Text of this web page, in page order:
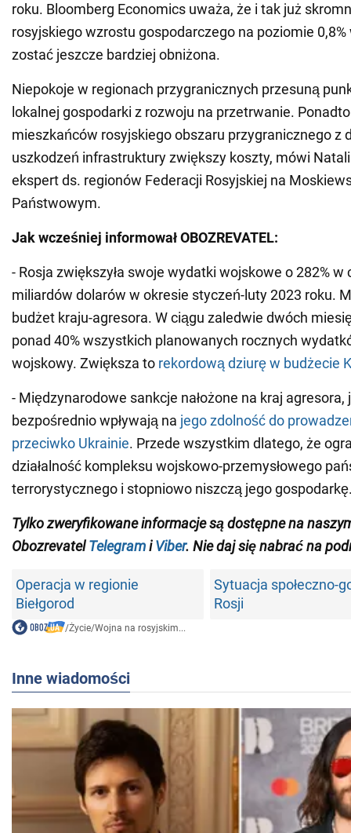
roku. Bloomberg Economics uważa, że i tak już
rosyjskiego wzrostu gospodarczego na poziomie 0,8%
zostać jeszcze bardziej obniżona.
Niepokoje w regionach przygranicznych przesuną
lokalnej gospodarki z rozwoju na przetrwanie.
mieszkańców rosyjskiego obszaru przygranicznego z
uszkodzeń infrastruktury zwiększy koszty, mówi
ekspert ds. regionów Federacji Rosyjskiej na
Państwowym.
Jak wcześniej informował OBOZREVATEL:
- Rosja zwiększyła swoje wydatki wojskowe o 282% w
miliardów dolarów w okresie styczeń-luty 2023 roku.
budżet kraju-agresora. W ciągu zaledwie dwóch
ponad 40% wszystkich planowanych rocznych
wojskowy. Zwiększa to rekordową dziurę w budżecie
- Międzynarodowe sankcje nałożone na kraj agresora,
bezpośrednio wpływają na jego zdolność do
przeciwko Ukrainie. Przede wszystkim dlatego, że
działalność kompleksu wojskowo-przemysłowego
terrorystycznego i stopniowo niszczą jego
Tylko zweryfikowane informacje są dostępne na
ObozrevatelTelegramiViber. Nie daj się nabrać na
Operacja w regionie
Biełgorod
Sytuacja społeczno-
Rosji
/Życie/Wojna na rosyjskim...
Inne wiadomości